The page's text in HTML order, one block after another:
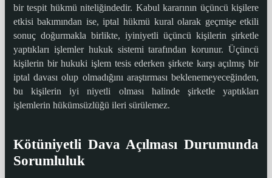
bir tespit hükmü niteliğindedir. Kabul kararının üçüncü kişilere
etkisi bakımından ise, iptal hükmü kural olarak geçmişe etkili
sonuç doğurmakla birlikte, iyiniyetli üçüncü kişilerin şirketle
yaptıkları işlemler hukuk sistemi tarafından korunur. Üçüncü
kişilerin bir hukuki işlem tesis ederken şirkete karşı açılmış bir
iptal davası olup olmadığını araştırması beklenemeyeceğinden,
bu kişilerin iyi niyetli olması halinde şirketle yaptıkları
işlemlerin hükümsüzlüğü ileri sürülemez.
Kötüniyetli Dava Açılması Durumunda
Sorumluluk